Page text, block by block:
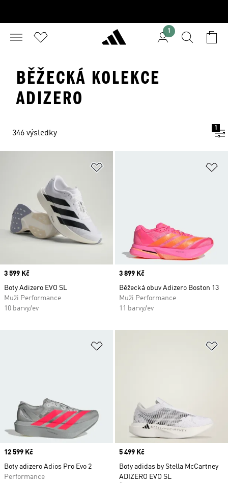
1
BĚŽECKÁ KOLEKCE
ADIZERO
346 výsledky
1
Price
3 599 Kč
Boty Adizero EVO SL
Muži Performance
10 barvy/ev
Price
3 899 Kč
Běžecká obuv Adizero Boston 13
Muži Performance
11 barvy/ev
Price
12 599 Kč
Boty adizero Adios Pro Evo 2
Performance
Price
5 499 Kč
Boty adidas by Stella McCartney
ADIZERO EVO SL